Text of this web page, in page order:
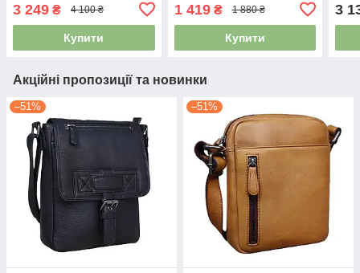
3 249 ₴ 4 100 ₴
Купити
1 419₴ 1 880 ₴
Купити
3
Акційні пропозиції та новинки
–51% –51%